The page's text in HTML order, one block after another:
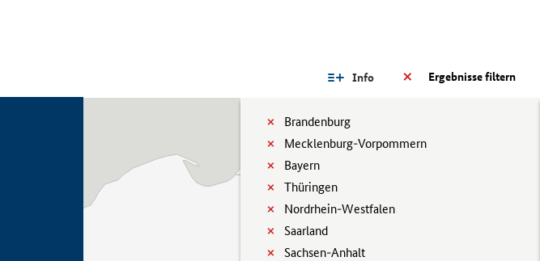
Ergebnisse filtern
Info
Brandenburg
Mecklenburg-Vorpommern
Bayern
Thüringen
Nordrhein-Westfalen
Saarland
Sachsen-Anhalt